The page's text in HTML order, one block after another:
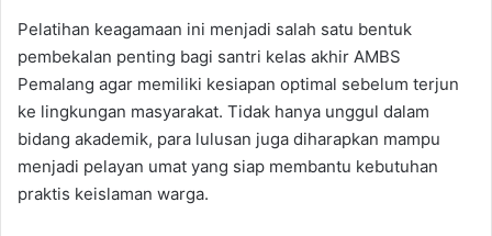
​Pelatihan keagamaan ini menjadi salah satu bentuk
pembekalan penting bagi santri kelas akhir AMBS
Pemalang agar memiliki kesiapan optimal sebelum terjun
ke lingkungan masyarakat. Tidak hanya unggul dalam
bidang akademik, para lulusan juga diharapkan mampu
menjadi pelayan umat yang siap membantu kebutuhan
praktis keislaman warga.